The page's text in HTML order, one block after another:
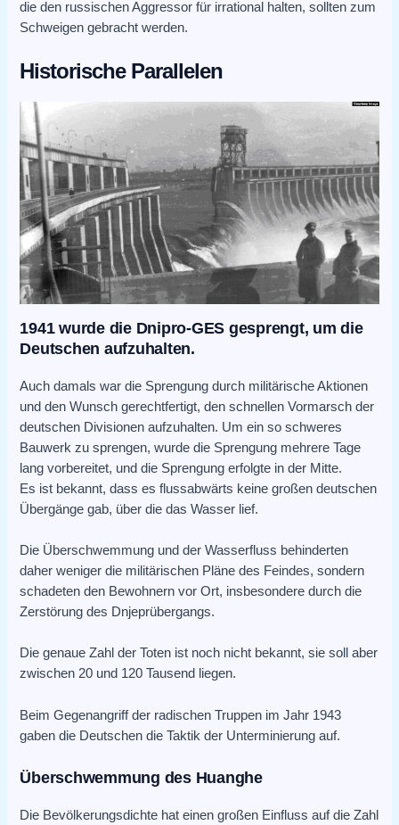
die den russischen Aggressor für irrational halten, sollten zum
Schweigen gebracht werden.
Historische Parallelen
1941 wurde die Dnipro-GES gesprengt, um die
Deutschen aufzuhalten.
Auch damals war die Sprengung durch militärische Aktionen
und den Wunsch gerechtfertigt, den schnellen Vormarsch der
deutschen Divisionen aufzuhalten. Um ein so schweres
Bauwerk zu sprengen, wurde die Sprengung mehrere Tage
lang vorbereitet, und die Sprengung erfolgte in der Mitte.
Es ist bekannt, dass es flussabwärts keine großen deutschen
Übergänge gab, über die das Wasser lief.
Die Überschwemmung und der Wasserfluss behinderten
daher weniger die militärischen Pläne des Feindes, sondern
schadeten den Bewohnern vor Ort, insbesondere durch die
Zerstörung des Dnjeprübergangs.
Die genaue Zahl der Toten ist noch nicht bekannt, sie soll aber
zwischen 20 und 120 Tausend liegen.
Beim Gegenangriff der radischen Truppen im Jahr 1943
gaben die Deutschen die Taktik der Unterminierung auf.
Überschwemmung des Huanghe
Die Bevölkerungsdichte hat einen großen Einfluss auf die Zahl